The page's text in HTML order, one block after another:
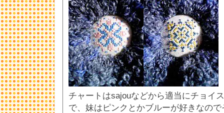
チャートはsajouなどから適当にチョイ
で、妹はピンクとかブルーが好きなの